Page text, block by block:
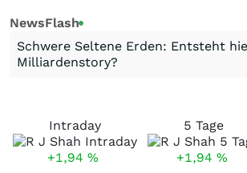
NewsFlash
Schwere Seltene Erden: Entsteht
Milliardenstory?
Intraday
+1,94 %
5 Tage
+1,94 %